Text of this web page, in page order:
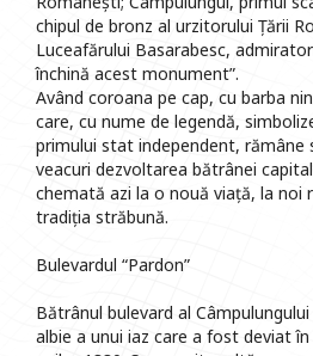
chipul de bronz al urzitorului Țării
Luceafărului Basarabesc,
închină acest monument”.
Având coroana pe cap, cu barba
care, cu nume de legendă,
primului stat independent, rămâne
veacuri dezvoltarea bătrânei
chemată azi la o nouă viață, la noi
tradiția străbună.
Bulevardul “Pardon”
Bătrânul bulevard al
albie a unui iaz care a fost deviat în